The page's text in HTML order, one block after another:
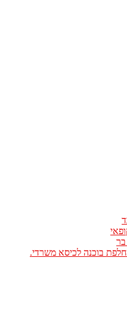
בוכנה לכיסא משרדי.